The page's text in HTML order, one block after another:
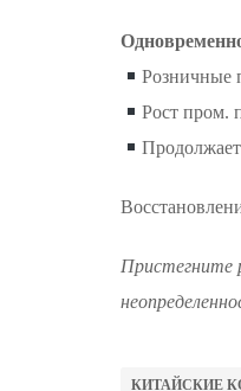
Розничные
Рост пром.
Пристегните
КИТАЙСКИЕ